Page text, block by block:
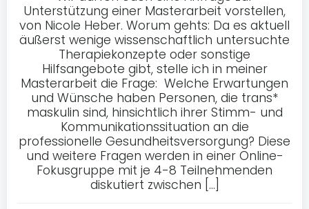
Unterstützung einer Masterarbeit vorstellen,
von Nicole Heber. Worum gehts: Da es aktuell
äußerst wenige wissenschaftlich untersuchte
Therapiekonzepte oder sonstige
Hilfsangebote gibt, stelle ich in meiner
Masterarbeit die Frage: Welche Erwartungen
und Wünsche haben Personen, die trans*
maskulin sind, hinsichtlich ihrer Stimm- und
Kommunikationssituation an die
professionelle Gesundheitsversorgung? Diese
und weitere Fragen werden in einer Online-
Fokusgruppe mit je 4-8 Teilnehmenden
diskutiert zwischen […]